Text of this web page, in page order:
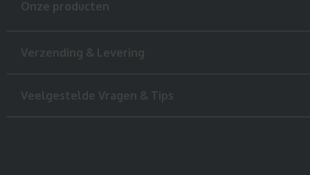
Onze producten
Verzending & Levering
Veelgestelde Vragen & Tips